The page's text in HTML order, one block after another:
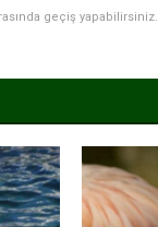
geçiş yapabilirsiniz.